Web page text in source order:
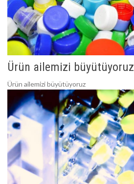
Ürün ailemizi büyütüyoruz
Ürün ailemizi büyütüyoruz